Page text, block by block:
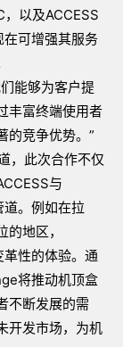
以及ACCESS
可增强其服务
能够为客户提
丰富终端使用者
的竞争优势。”
，此次合作不仅
与
。例如在拉
地区，
性的体验。通
将推动机顶盒
不断发展的需
开发市场，为机